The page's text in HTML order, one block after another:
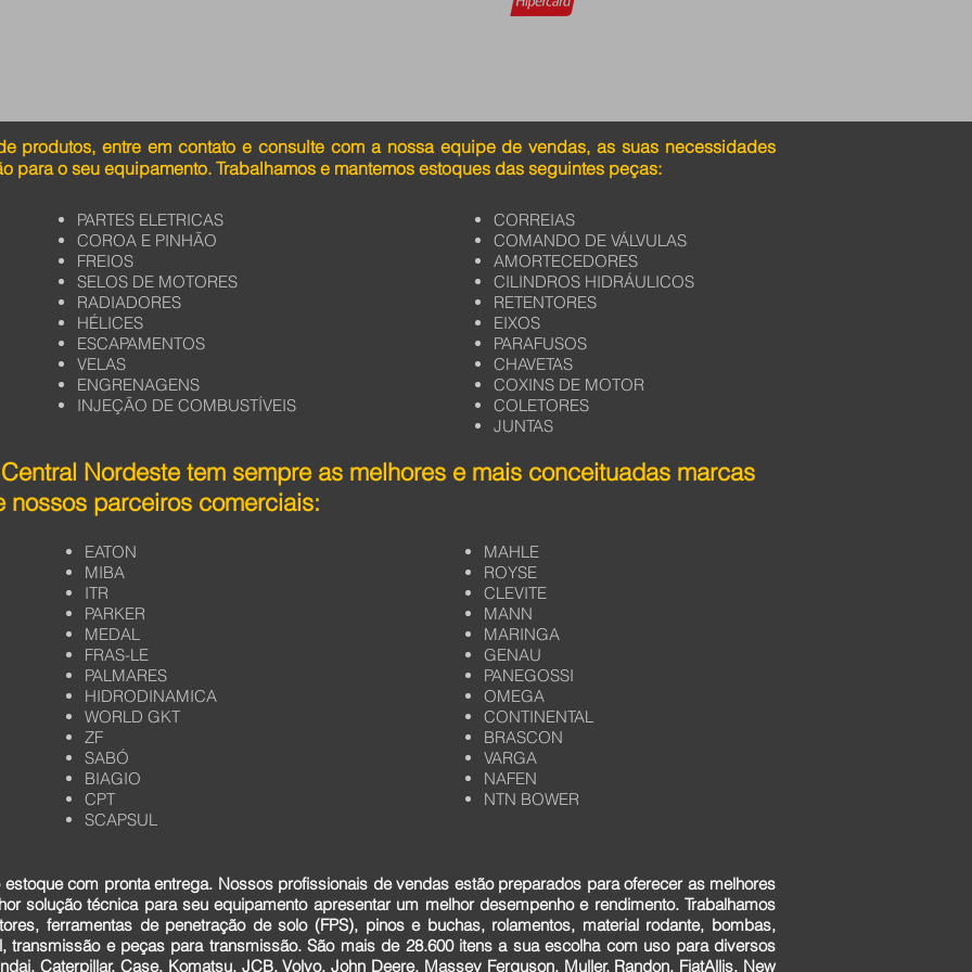
produtos, entre em contato e consulte com a nossa equipe de vendas, as suas necessidades
para o seu equipamento. Trabalhamos e mantemos estoques das seguintes peças:
PARTES ELETRICAS
COROA E PINHÃO
FREIOS
SELOS DE MOTORES
RADIADORES
HÉLICES
ESCAPAMENTOS
VELAS
ENGRENAGENS
INJEÇÃO DE COMBUSTÍVEIS
CORREIAS
COMANDO DE VÁLVULAS
AMORTECEDORES
CILINDROS HIDRÁULICOS
RETENTORES
EIXOS
PARAFUSOS
CHAVETAS
COXINS DE MOTOR
COLETORES
JUNTAS
Nordeste tem sempre as melhores e mais conceituadas marcas
parceiros comerciais:
EATON
MIBA
ITR
PARKER
MEDAL
FRAS-LE
PALMARES
HIDRODINAMICA
WORLD GKT
ZF
SABÓ
BIAGIO
CPT
SCAPSUL
MAHLE
ROYSE
CLEVITE
MANN
MARINGA
GENAU
PANEGOSSI
OMEGA
CONTINENTAL
BRASCON
VARGA
NAFEN
NTN BOWER
com pronta entrega. Nossos profissionais de vendas estão preparados para oferecer as melhores
solução técnica para seu equipamento apresentar um melhor desempenho e rendimento. Trabalhamos
ferramentas de penetração de solo (FPS), pinos e buchas, rolamentos, material rodante, bombas,
transmissão e peças para transmissão. São mais de 28.600 itens a sua escolha com uso para diversos
Caterpillar, Case, Komatsu, JCB, Volvo, John Deere, Massey Ferguson, Muller, Randon, FiatAllis, New